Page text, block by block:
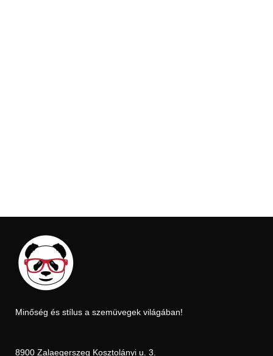
Minőség és stílus a szemüvegek világában!
8900 Zalaegerszeg Kosztolányi u. 3.